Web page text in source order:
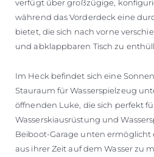
verfügt über großzügige,
während das Vorderdeck eine
bietet, die sich nach vorne
und abklappbaren Tisch zu
Im Heck befindet sich eine
Stauraum für Wasserspielzeug
öffnenden Luke, die sich perfekt
Wasserskiausrüstung und
Beiboot-Garage unten ermöglicht
aus ihrer Zeit auf dem Wasser zu